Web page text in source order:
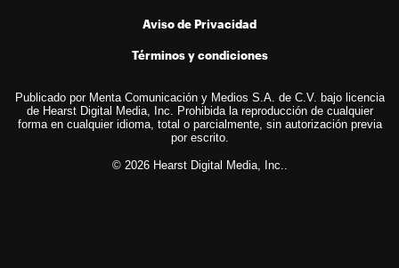
Aviso de Privacidad
Términos y condiciones
Publicado por Menta Comunicación y Medios S.A. de C.V. bajo licencia
de Hearst Digital Media, Inc. Prohibida la reproducción de cualquier
forma en cualquier idioma, total o parcialmente, sin autorización previa
por escrito.
© 2026 Hearst Digital Media, Inc..